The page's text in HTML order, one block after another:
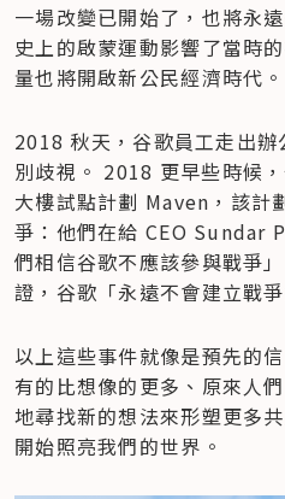
一場改變已開始了，也將永
史上的啟蒙運動影響了當時
量也將開啟新公民經濟時代。
2018 秋天，谷歌員工走出
別歧視。 2018 更早些時候
大樓試點計劃 Maven，該計
爭：他們在給 CEO Sundar
們相信谷歌不應該參與戰爭
證，谷歌「永遠不會建立戰爭
以上這些事件就像是預先的
有的比想像的更多、原來人
地尋找新的想法來形塑更多
開始照亮我們的世界。